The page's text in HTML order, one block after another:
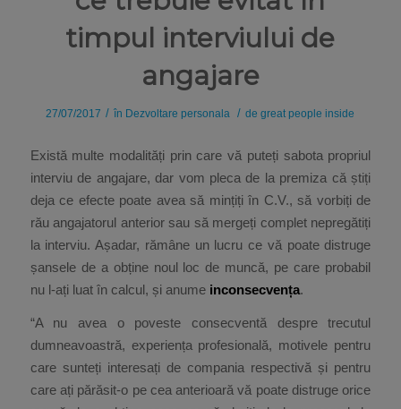
timpul interviului de
angajare
27/07/2017 / în Dezvoltare personala / degreat people inside
Există multe modalități prin care vă puteți sabota propriul
interviu de angajare, dar vom pleca de la premiza că știți
deja ce efecte poate avea să mințiți în C.V., să vorbiți de
rău angajatorul anterior sau să mergeți complet nepregătiți
la interviu. Așadar, rămâne un lucru ce vă poate distruge
șansele de a obține noul loc de muncă, pe care probabil
nu l-ați luat în calcul, și anume inconsecvența.
“A nu avea o poveste consecventă despre trecutul
dumneavoastră, experiența profesională, motivele pentru
care sunteți interesați de compania respectivă și pentru
care ați părăsit-o pe cea anterioară vă poate distruge orice